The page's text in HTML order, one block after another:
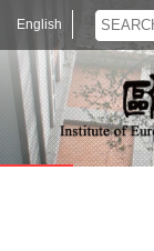
English